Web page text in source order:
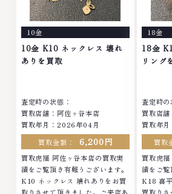
まったアクセサリー、動かなくな
ってしまった腕時計、多くのお品
物の高価買取りを実現しており、
他店ではお値段の付かなかったお
品物でも、一点一点丁寧に無料で
中無休
ってし
物の高
他店で
品物でも
査定し
10金
10金 K10 ネックレス 壊れ
ありを買取
査定時の状態：
買取店舗：阿佐ヶ谷本店
買取年月：2026年04月
買取金額：
6,200円
買取虎福 阿佐ヶ谷本店の買取実
績をご覧頂き有難うございます。
K10 ネックレス 壊れありをお買
18金
18金
リング
査定時の
買取店
買取年
買取
買取虎
績をご覧
K18 喜